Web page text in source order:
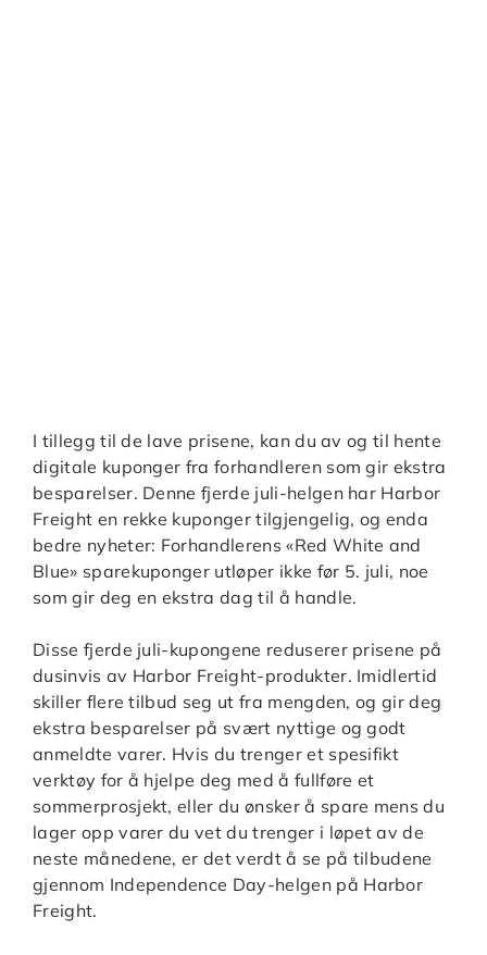
I tillegg til de lave prisene, kan du av og til hente
digitale kuponger fra forhandleren som gir ekstra
besparelser. Denne fjerde juli-helgen har Harbor
Freight en rekke kuponger tilgjengelig, og enda
bedre nyheter: Forhandlerens «Red White and
Blue» sparekuponger utløper ikke før 5. juli, noe
som gir deg en ekstra dag til å handle.
Disse fjerde juli-kupongene reduserer prisene på
dusinvis av Harbor Freight-produkter. Imidlertid
skiller flere tilbud seg ut fra mengden, og gir deg
ekstra besparelser på svært nyttige og godt
anmeldte varer. Hvis du trenger et spesifikt
verktøy for å hjelpe deg med å fullføre et
sommerprosjekt, eller du ønsker å spare mens du
lager opp varer du vet du trenger i løpet av de
neste månedene, er det verdt å se på tilbudene
gjennom Independence Day-helgen på Harbor
Freight.